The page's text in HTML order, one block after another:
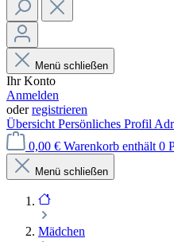
Menü schließen
Ihr Konto
Anmelden
oderregistrieren
Übersicht Persönliches Profil
0,00 € Warenkorb enthält 0
Menü schließen
Mädchen